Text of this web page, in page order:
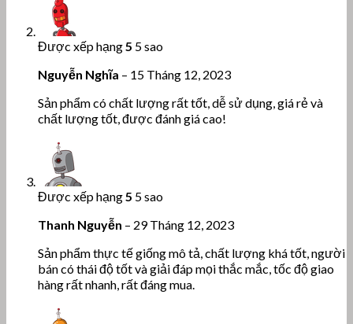
Được xếp hạng5 5 sao
Nguyễn Nghĩa – 15 Tháng 12, 2023
Sản phẩm có chất lượng rất tốt, dễ sử dụng, giá rẻ và
chất lượng tốt, được đánh giá cao!
Được xếp hạng5 5 sao
Thanh Nguyễn – 29 Tháng 12, 2023
Sản phẩm thực tế giống mô tả, chất lượng khá tốt, người
bán có thái độ tốt và giải đáp mọi thắc mắc, tốc độ giao
hàng rất nhanh, rất đáng mua.